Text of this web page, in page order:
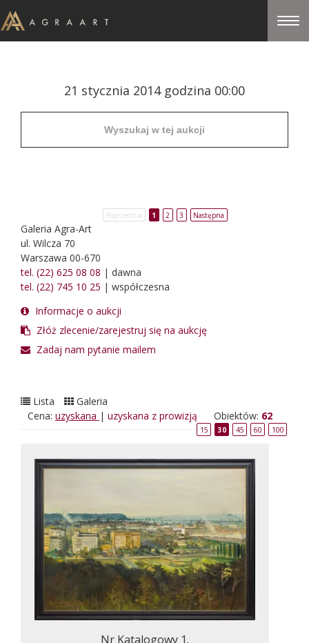
21 stycznia 2014 godzina 00:00
Poprzednia 1 2 3 Następna
Galeria Agra-Art
ul. Wilcza 70
Warszawa 00-670
tel. (22) 625 08 08 | dawna
tel. (22) 745 10 25 | współczesna
Informacje o aukcji
Złóż zlecenie/zarejestruj się na aukcję
Zadaj nam pytanie mailem
Lista
Galeria
Cena: uzyskana | uzyskana z prowizją Obiektów: 62
15 30 45 60 100
Nr Katalogowy 1.